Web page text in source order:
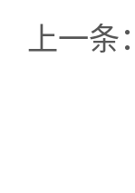
上一条：